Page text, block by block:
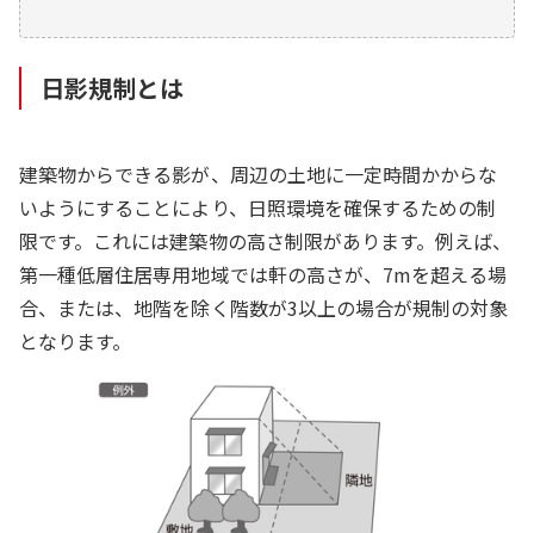
日影規制とは
建築物からできる影が、周辺の土地に一定時間かからな
いようにすることにより、日照環境を確保するための制
限です。これには建築物の高さ制限があります。例えば、
第一種低層住居専用地域では軒の高さが、7mを超える場
合、または、地階を除く階数が3以上の場合が規制の対象
となります。